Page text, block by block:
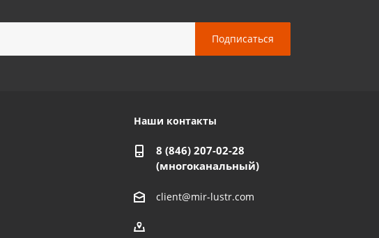
Наши контакты
8 (846) 207-02-28
(многоканальный)
client@mir-lustr.com